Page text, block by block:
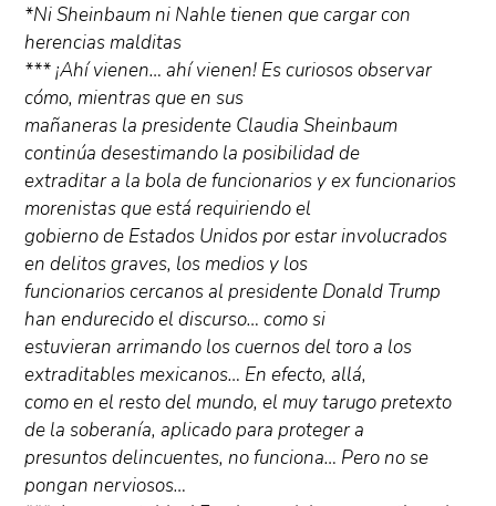
*Ni Sheinbaum ni Nahle tienen que cargar con
herencias malditas
*** ¡Ahí vienen… ahí vienen! Es curiosos observar
cómo, mientras que en sus
mañaneras la presidente Claudia Sheinbaum
continúa desestimando la posibilidad de
extraditar a la bola de funcionarios y ex funcionarios
morenistas que está requiriendo el
gobierno de Estados Unidos por estar involucrados
en delitos graves, los medios y los
funcionarios cercanos al presidente Donald Trump
han endurecido el discurso… como si
estuvieran arrimando los cuernos del toro a los
extraditables mexicanos… En efecto, allá,
como en el resto del mundo, el muy tarugo pretexto
de la soberanía, aplicado para proteger a
presuntos delincuentes, no funciona… Pero no se
pongan nerviosos…